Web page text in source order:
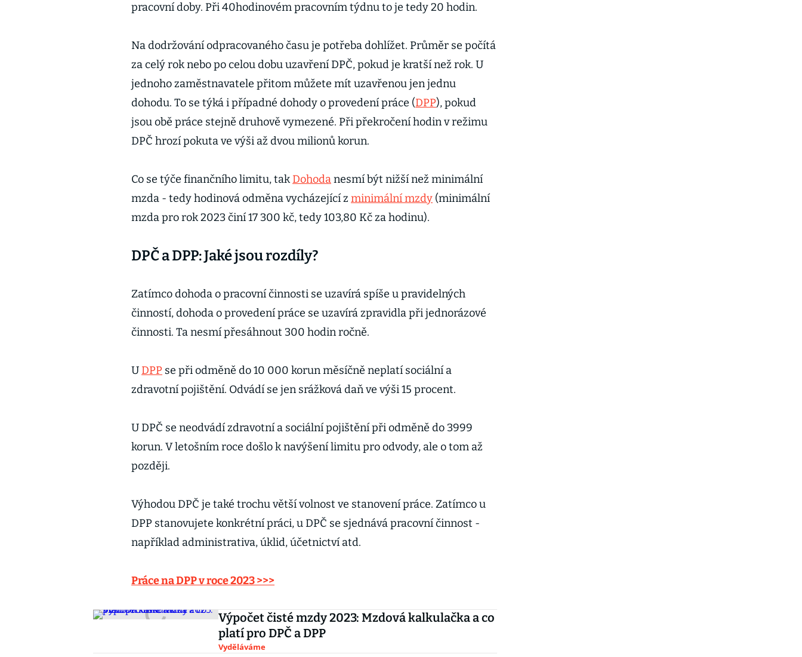
pracovní doby. Při 40hodinovém pracovním týdnu to je tedy 20 hodin.
Na dodržování odpracovaného času je potřeba dohlížet. Průměr se počítá
za celý rok nebo po celou dobu uzavření DPČ, pokud je kratší než rok. U
jednoho zaměstnavatele přitom můžete mít uzavřenou jen jednu
dohodu. To se týká i případné dohody o provedení práce (DPP), pokud
jsou obě práce stejně druhově vymezené. Při překročení hodin v režimu
DPČ hrozí pokuta ve výši až dvou milionů korun.
Co se týče finančního limitu, tak Dohodanesmí být nižší než minimální
mzda - tedy hodinová odměna vycházející z minimální mzdy (minimální
mzda pro rok 2023 činí 17 300 kč, tedy 103,80 Kč za hodinu).
DPČ a DPP: Jaké jsou rozdíly?
Zatímco dohoda o pracovní činnosti se uzavírá spíše u pravidelných
činností, dohoda o provedení práce se uzavírá zpravidla při jednorázové
činnosti. Ta nesmí přesáhnout 300 hodin ročně.
U DPP se při odměně do 10 000 korun měsíčně neplatí sociální a
zdravotní pojištění. Odvádí se jen srážková daň ve výši 15 procent.
U DPČ se neodvádí zdravotní a sociální pojištění při odměně do 3999
korun. V letošním roce došlo k navýšení limitu pro odvody, ale o tom až
později.
Výhodou DPČ je také trochu větší volnost ve stanovení práce. Zatímco u
DPP stanovujete konkrétní práci, u DPČ se sjednává pracovní činnost -
například administrativa, úklid, účetnictví atd.
Práce na DPP v roce 2023 >>>
Výpočet čisté mzdy 2023: Mzdová kalkulačka a co
platí pro DPČ a DPP
Vyděláváme